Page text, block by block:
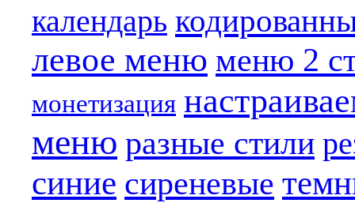
календарь
левое меню меню 2
монетизация
меню разные стили
синие сиреневые